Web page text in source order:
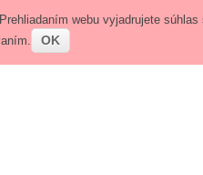
64 64
webu vyjadrujete súhlas
OK